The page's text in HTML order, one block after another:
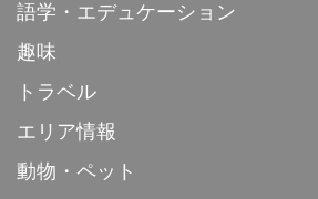
語学・エデュケーション
趣味
トラベル
エリア情報
動物・ペット